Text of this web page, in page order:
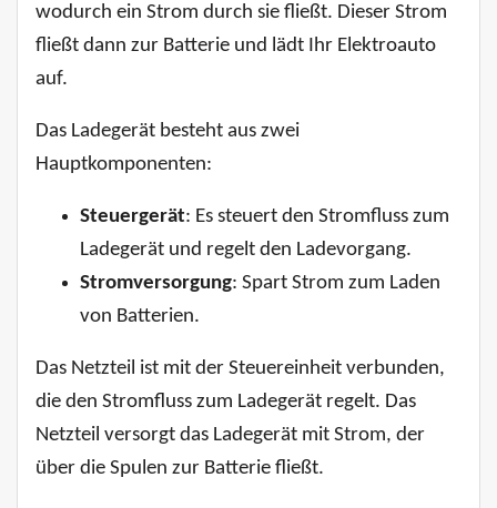
wodurch ein Strom durch sie fließt. Dieser Strom
fließt dann zur Batterie und lädt Ihr Elektroauto
auf.
Das Ladegerät besteht aus zwei
Hauptkomponenten:
Steuergerät: Es steuert den Stromfluss zum
Ladegerät und regelt den Ladevorgang.
Stromversorgung: Spart Strom zum Laden
von Batterien.
Das Netzteil ist mit der Steuereinheit verbunden,
die den Stromfluss zum Ladegerät regelt. Das
Netzteil versorgt das Ladegerät mit Strom, der
über die Spulen zur Batterie fließt.